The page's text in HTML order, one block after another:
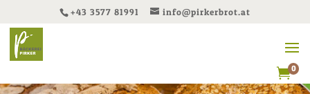
+43 3577 81991 info@pirkerbrot.at
0